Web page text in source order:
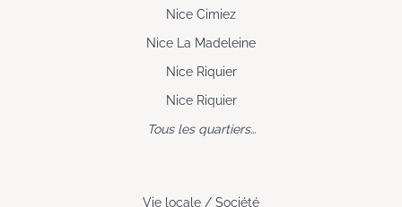
Nice Cimiez
Nice La Madeleine
Nice Riquier
Nice Riquier
Tous les quartiers…
Vie locale / Société